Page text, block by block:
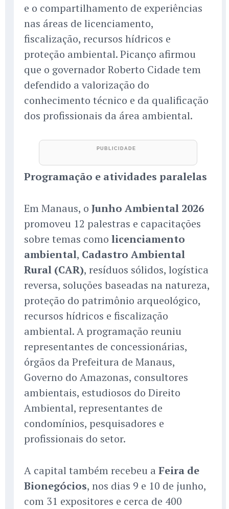
e o compartilhamento de experiências
nas áreas de licenciamento,
fiscalização, recursos hídricos e
proteção ambiental. Picanço afirmou
que o governador Roberto Cidade tem
defendido a valorização do
conhecimento técnico e da qualificação
dos profissionais da área ambiental.
Programação e atividades paralelas
Em Manaus, o Junho Ambiental 2026
promoveu 12 palestras e capacitações
sobre temas como licenciamento
ambiental, Cadastro Ambiental
Rural (CAR), resíduos sólidos, logística
reversa, soluções baseadas na natureza,
proteção do patrimônio arqueológico,
recursos hídricos e fiscalização
ambiental. A programação reuniu
representantes de concessionárias,
órgãos da Prefeitura de Manaus,
Governo do Amazonas, consultores
ambientais, estudiosos do Direito
Ambiental, representantes de
condomínios, pesquisadores e
profissionais do setor.
A capital também recebeu a Feira de
Bionegócios, nos dias 9 e 10 de junho,
com 31 expositores e cerca de 400